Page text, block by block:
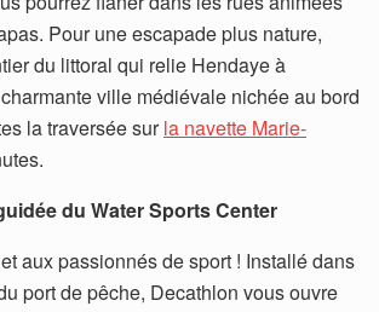
Pour une escapade plus nature,
du littoral qui relie Hendaye à
ville médiévale nichée au bord
la traversée surla navette Marie-
du Water Sports Center
aux passionnés de sport ! Installé dans
port de pêche, Decathlon vous ouvre